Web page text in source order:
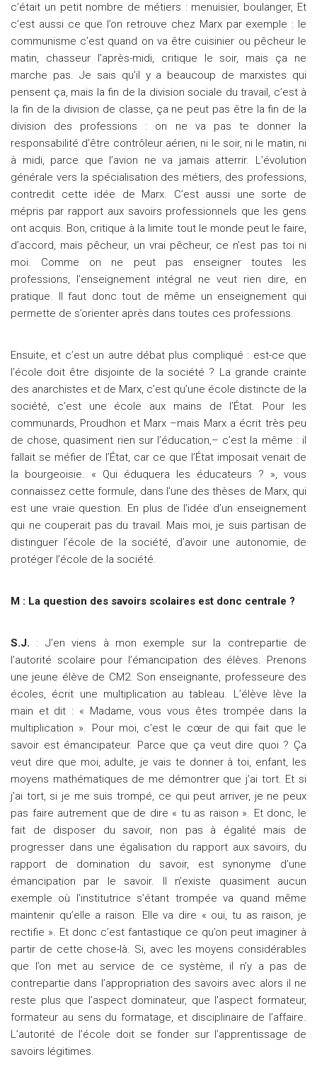
c’était un petit nombre de métiers : menuisier, boulanger, Et
c’est aussi ce que l’on retrouve chez Marx par exemple : le
communisme c’est quand on va être cuisinier ou pêcheur le
matin, chasseur l’après-midi, critique le soir, mais ça ne
marche pas. Je sais qu’il y a beaucoup de marxistes qui
pensent ça, mais la fin de la division sociale du travail, c’est à
la fin de la division de classe, ça ne peut pas être la fin de la
division des professions : on ne va pas te donner la
responsabilité d’être contrôleur aérien, ni le soir, ni le matin, ni
à midi, parce que l’avion ne va jamais atterrir. L’évolution
générale vers la spécialisation des métiers, des professions,
contredit cette idée de Marx. C’est aussi une sorte de
mépris par rapport aux savoirs professionnels que les gens
ont acquis. Bon, critique à la limite tout le monde peut le faire,
d’accord, mais pêcheur, un vrai pêcheur, ce n’est pas toi ni
moi. Comme on ne peut pas enseigner toutes les
professions, l’enseignement intégral ne veut rien dire, en
pratique. Il faut donc tout de même un enseignement qui
permette de s’orienter après dans toutes ces professions.
Ensuite, et c’est un autre débat plus compliqué : est-ce que
l’école doit être disjointe de la société ? La grande crainte
des anarchistes et de Marx, c’est qu’une école distincte de la
société, c’est une école aux mains de l’État. Pour les
communards, Proudhon et Marx –mais Marx a écrit très peu
de chose, quasiment rien sur l’éducation,– c’est la même : il
fallait se méfier de l’État, car ce que l’État imposait venait de
la bourgeoisie. « Qui éduquera les éducateurs ? », vous
connaissez cette formule, dans l’une des thèses de Marx, qui
est une vraie question. En plus de l’idée d’un enseignement
qui ne couperait pas du travail. Mais moi, je suis partisan de
distinguer l’école de la société, d’avoir une autonomie, de
protéger l’école de la société.
M : La question des savoirs scolaires est donc centrale ?
S.J. : J’en viens à mon exemple sur la contrepartie de
l’autorité scolaire pour l’émancipation des élèves. Prenons
une jeune élève de CM2. Son enseignante, professeure des
écoles, écrit une multiplication au tableau. L’élève lève la
main et dit : « Madame, vous vous êtes trompée dans la
multiplication ». Pour moi, c’est le cœur de qui fait que le
savoir est émancipateur. Parce que ça veut dire quoi ? Ça
veut dire que moi, adulte, je vais te donner à toi, enfant, les
moyens mathématiques de me démontrer que j’ai tort. Et si
j’ai tort, si je me suis trompé, ce qui peut arriver, je ne peux
pas faire autrement que de dire « tu as raison ». Et donc, le
fait de disposer du savoir, non pas à égalité mais de
progresser dans une égalisation du rapport aux savoirs, du
rapport de domination du savoir, est synonyme d’une
émancipation par le savoir. Il n’existe quasiment aucun
exemple où l’institutrice s’étant trompée va quand même
maintenir qu’elle a raison. Elle va dire « oui, tu as raison, je
rectifie ». Et donc c’est fantastique ce qu’on peut imaginer à
partir de cette chose-là. Si, avec les moyens considérables
que l’on met au service de ce système, il n’y a pas de
contrepartie dans l’appropriation des savoirs avec alors il ne
reste plus que l’aspect dominateur, que l’aspect formateur,
formateur au sens du formatage, et disciplinaire de l’affaire.
L’autorité de l’école doit se fonder sur l’apprentissage de
savoirs légitimes.